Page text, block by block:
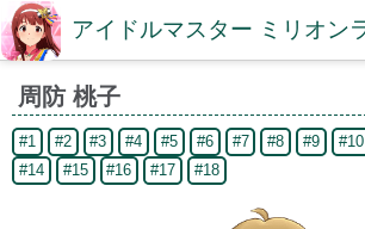
周防 桃子
#1 #2 #3 #4 #5 #6 #7 #8 #9 #10
#14
#15 #16 #17 #18